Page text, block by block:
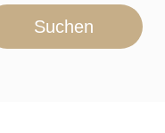
Suchen